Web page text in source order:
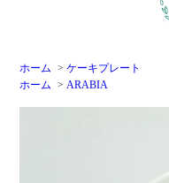
ホーム >ケーキプレート
ホーム > ARABIA